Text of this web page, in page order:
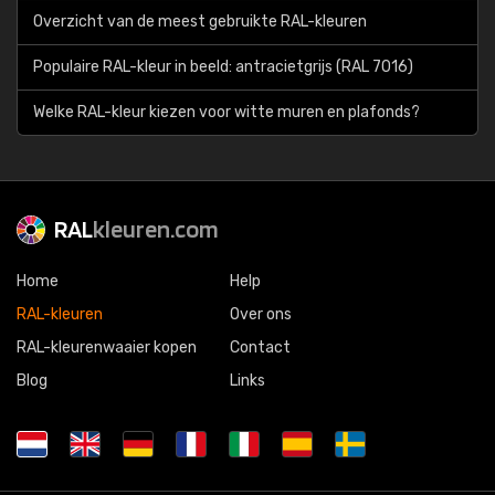
Overzicht van de meest gebruikte RAL-kleuren
Populaire RAL-kleur in beeld: antracietgrijs (RAL 7016)
Welke RAL-kleur kiezen voor witte muren en plafonds?
RALkleuren.com
Home
RAL-kleuren
RAL-kleurenwaaier kopen
Blog
Help
Over ons
Contact
Links